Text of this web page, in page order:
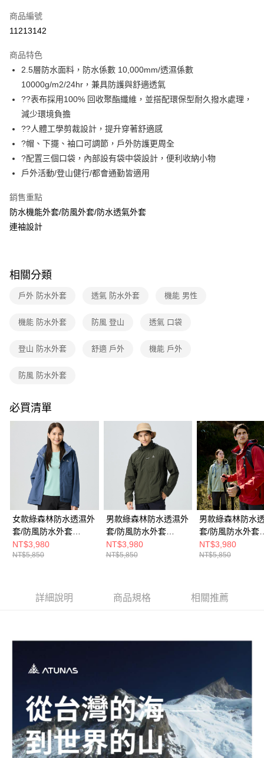
合作金庫商業銀行
上海商業儲蓄銀行
臺灣中小企業銀行
匯豐（台灣）商業銀行
華泰商業銀行
聯邦商業銀行
遠東國際商業銀行
元大商業銀行
永豐商業銀行
玉山商業銀行
台灣樂天信用卡公司
合作金庫商業銀行
上海商業儲蓄銀行
國泰世華商業銀行
兆豐國際商業銀行
匯豐（台灣）商業銀行
華泰商業銀行
聯邦商業銀行
遠東國際商業銀行
元大商業銀行
玉山商業銀行
星展（台灣）商業銀行
台新國際商業銀行
中國信託商業銀行
LINE Pay
Apple Pay
悠遊付
Google Pay
全盈+PAY
大哥付你分期
相關說明
【大哥付你分期使用說明】
1.本服務由台灣大哥大提供，台灣大哥大用戶可立即使用無須另外申請。
流程，驗證手機門號後，選擇欲分期的期數、繳款截止日，確認付款後即完
成交易。
3.實際核准額度、可分期數及費用金額請依後續交易確認頁面所載為準。
4.訂單成立30分鐘內，如未前往確認交易或遇審核未通過，訂單將自動取
1.分期款項不併入電信帳單，「大哥付你分期」於每月結算日後寄送繳費提
2.透過簡訊連結打開帳單後，可選擇「超商條碼／台灣大直營門市／銀行轉
【注意事項】
用戶於交易時，得透過本服務購買商品或服務，並由商店將買賣／分期付款
2.基於同意付款使用「大哥付你分期」之契約關係目的，商店將以您的個人
資料（包含姓名、電話或地址）提供予台灣大哥大進項蒐集、處理及利用，
3.完整用戶服務條款，請詳閱以下連結：
ATM付款
貨到付款
運送方式
每筆NT$200
付款後門市自取
每筆NT$130，滿NT$2,000(含以上)免運費
商品編號
11213142
商品特色
2.5層防水面料，防水係數 10,000mm/透濕係數
10000g/m2/24hr，兼具防護與舒適透氣
??表布採用100% 回收聚酯纖維，並搭配環保型耐久撥水處理，
減少環境負擔
??人體工學剪裁設計，提升穿著舒適感
?帽、下擺、袖口可調節，戶外防護更周全
?配置三個口袋，內部設有袋中袋設計，便利收納小物
戶外活動/登山健行/都會通勤皆適用
銷售重點
防水機能外套/防風外套/防水透氣外套
連袖設計
相關分類
戶外 防水外套 透氣 防水外套 機能 男性
機能 防水外套 防風 登山 透氣 口袋
登山 防水外套 舒適 戶外 機能 戶外
防風 防水外套
必買清單
女款綠森林防水透濕外
套/防風防水外套
(A1GAGZ02W遠岸藍/
透氣防水外套)
NT$3,980
NT$5,850
男款綠森林防水透濕外
套/防風防水外套
(A1GAGZ01M橄綠/透
氣防水外套)
NT$3,980
NT$5,850
男款綠森林防水
套/防風防水外套
(A1GAGZ01M烈
透氣防水外套)
NT$3,980
NT$5,850
詳細說明 商品規格 相關推薦